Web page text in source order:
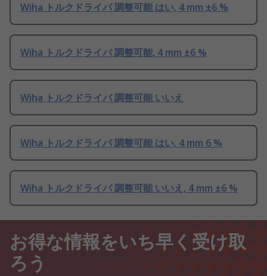
Wiha トルクドライバ 調整可能 はい, 4 mm ±6 %
Wiha トルクドライバ 調整可能, 4 mm ±6 %
Wiha トルクドライバ 調整可能 いいえ
Wiha トルクドライバ 調整可能 はい, 4 mm 6 %
Wiha トルクドライバ 調整可能 いいえ, 4 mm ±6 %
お得な情報をいち早く受け取
ろう